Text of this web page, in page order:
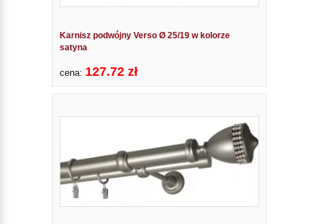
Karnisz podwójny Verso Ø 25/19 w kolorze
satyna
cena: 127.72 zł